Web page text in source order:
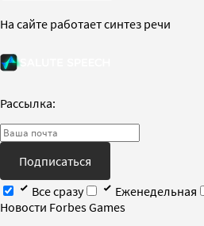
На сайте работает синтез речи
Рассылка:
Подписаться
Все сразу
Еженедельная
Новости Forbes Games